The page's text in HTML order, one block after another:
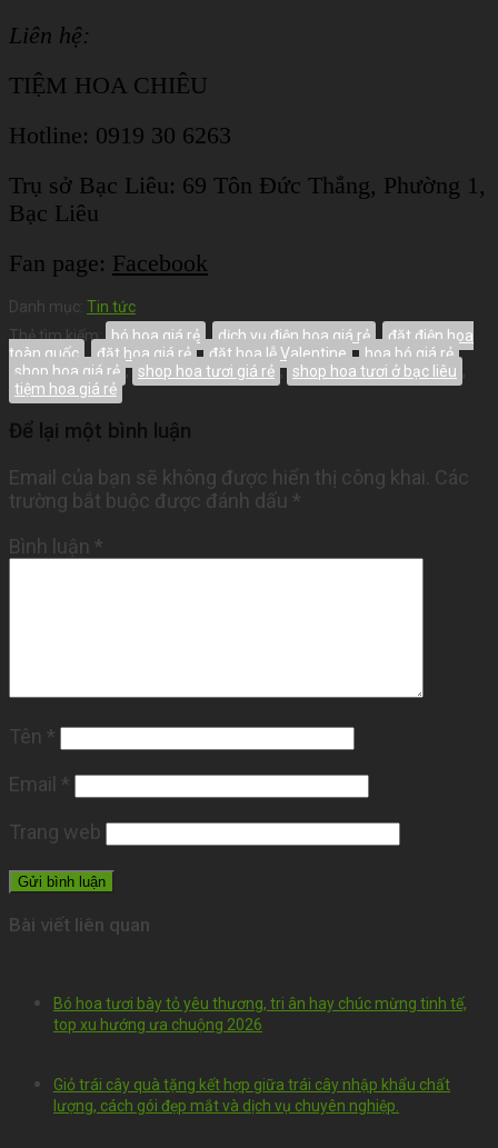
Liên hệ:
TIỆM HOA CHIÊU
Hotline: 0919 30 6263
Trụ sở Bạc Liêu: 69 Tôn Đức Thắng, Phường 1,
Bạc Liêu
Fan page: Facebook
Danh mục: Tin tức
Thẻ tìm kiếm: bó hoa giá rẻ , dịch vụ điện hoa giá rẻ , đặt điện hoa
toàn quốc , đặt hoa giá rẻ , đặt hoa lễ Valentine , hoa bó giá rẻ ,
shop hoa giá rẻ , shop hoa tươi giá rẻ , shop hoa tươi ở bạc liêu ,
tiệm hoa giá rẻ
Để lại một bình luận
Email của bạn sẽ không được hiển thị công khai. Các
trường bắt buộc được đánh dấu *
Bình luận *
Tên *
Email *
Trang web
Bài viết liên quan
Bó hoa tươi bày tỏ yêu thương, tri ân hay chúc mừng tinh tế,
top xu hướng ưa chuộng 2026
Giỏ trái cây quà tặng kết hợp giữa trái cây nhập khẩu chất
lượng, cách gói đẹp mắt và dịch vụ chuyên nghiệp.